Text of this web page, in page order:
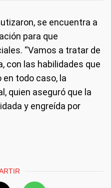
se encuentra a
para que
“Vamos a tratar de
con las habilidades que
en todo caso, la
quien aseguró que la
y engreída por